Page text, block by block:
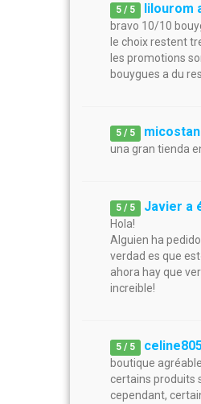
5 / 5 lilourom
bravo 10/10
le choix restent
les promotions
bouygues a du
5 / 5
una gran tienda
5 / 5 Javier a
Hola!
Alguien ha
verdad es que
ahora hay que
increible!
5 / 5
boutique
certains produits
cependant,